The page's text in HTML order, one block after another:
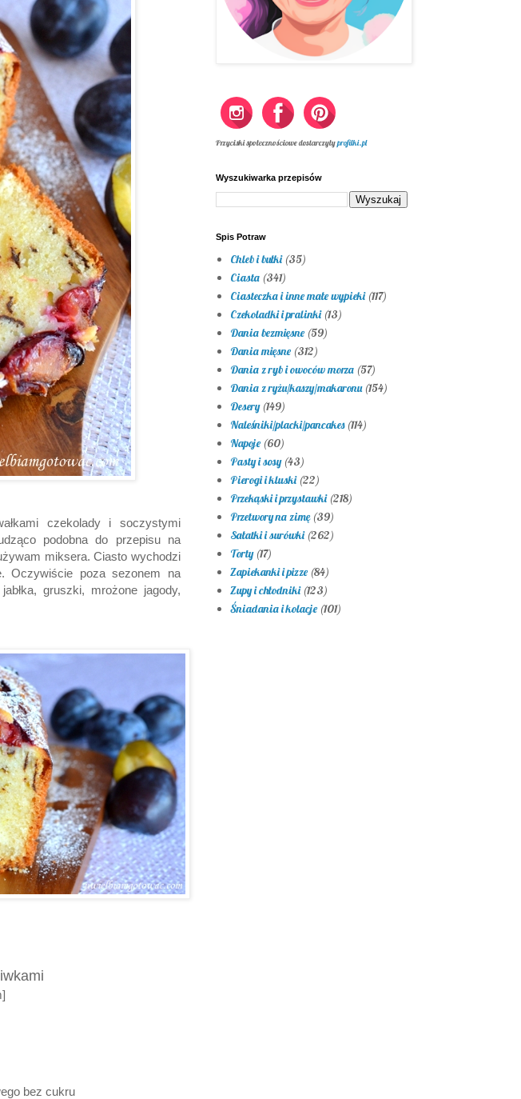
czekolady i soczystymi
podobna do przepisu na
miksera. Ciasto wychodzi
Oczywiście poza sezonem na
gruszki, mrożone jagody,
bez cukru
Przyciski społecznościowe dostarczyłyprofilki.pl
Wyszukiwarka przepisów
Spis Potraw
Chleb i bułki (35)
Ciasta (341)
Ciasteczka i inne małe wypieki (117)
Czekoladki i pralinki (13)
Dania bezmięsne (59)
Dania mięsne (312)
Dania z ryb i owoców morza (57)
Dania z ryżu/kaszy/makaronu (154)
Desery (149)
Naleśniki/placki/pancakes (114)
Napoje (60)
Pasty i sosy (43)
Pierogi i kluski (22)
Przekąski i przystawki (218)
Przetwory na zimę (39)
Sałatki i surówki (262)
Torty (17)
Zapiekanki i pizze (84)
Zupy i chłodniki (123)
Śniadania i kolacje (101)